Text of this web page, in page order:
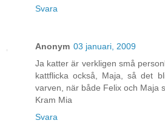
Svara
Anonym 03 januari, 2009
Ja katter är verkligen små
kattflicka också, Maja, så det
varven, när både Felix och Maja
Kram Mia
Svara